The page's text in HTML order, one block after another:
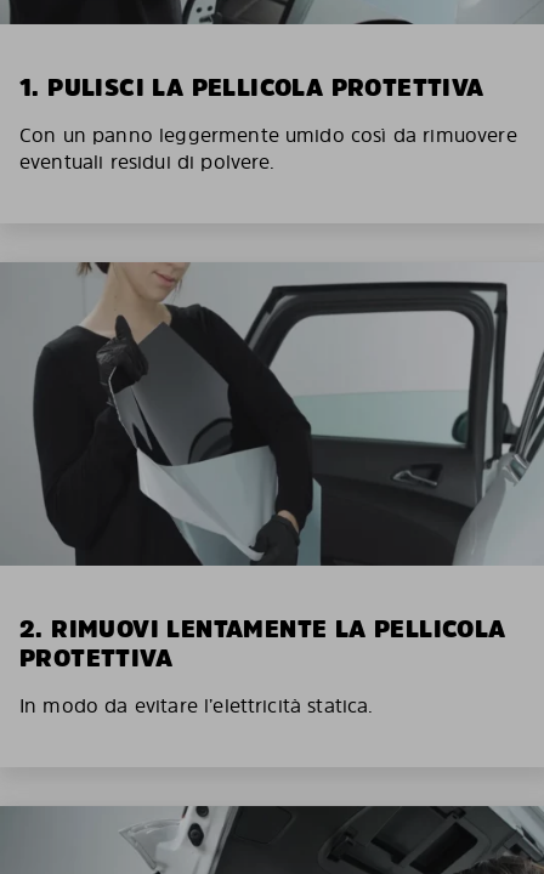
1. PULISCI LA PELLICOLA PROTETTIVA
Con un panno leggermente umido così da rimuovere
eventuali residui di polvere.
2. RIMUOVI LENTAMENTE LA PELLICOLA
PROTETTIVA
In modo da evitare l’elettricità statica.